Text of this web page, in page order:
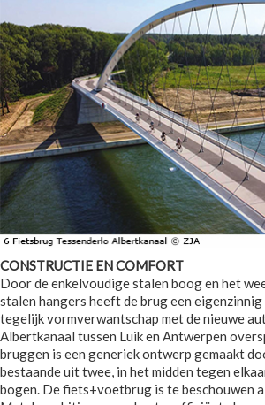
CONSTRUCTIE EN COMFORT
Door de enkelvoudige stalen boog en het
stalen hangers heeft de brug een
tegelijk vormverwantschap met de nieuwe
Albertkanaal tussen Luik en Antwerpen
bruggen is een generiek ontwerp gemaakt
bestaande uit twee, in het midden tegen
bogen. De fiets+voetbrug is te beschouwen